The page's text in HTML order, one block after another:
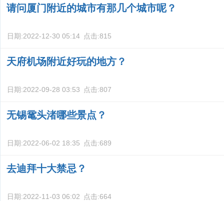
请问厦门附近的城市有那几个城市呢？
日期:2022-12-30 05:14 点击:815
天府机场附近好玩的地方？
日期:2022-09-28 03:53 点击:807
无锡鼋头渚哪些景点？
日期:2022-06-02 18:35 点击:689
去迪拜十大禁忌？
日期:2022-11-03 06:02 点击:664